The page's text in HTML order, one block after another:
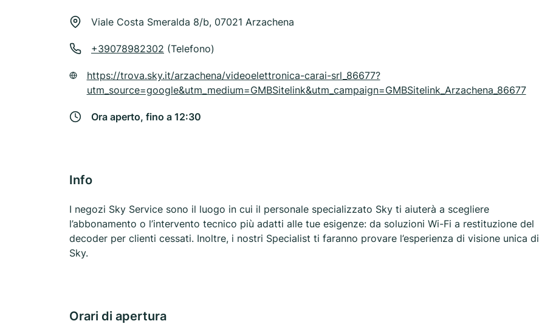
Viale Costa Smeralda 8/b, 07021 Arzachena
+39078982302 (Telefono)
https://trova.sky.it/arzachena/videoelettronica-carai-srl_86677?
utm_source=google&utm_medium=GMBSitelink&utm_campaign=GMBSitelink_Arzachena_86677
Ora aperto, fino a 12:30
Info
I negozi Sky Service sono il luogo in cui il personale specializzato Sky ti aiuterà a scegliere
l’abbonamento o l’intervento tecnico più adatti alle tue esigenze: da soluzioni Wi-Fi a restituzione del
decoder per clienti cessati. Inoltre, i nostri Specialist ti faranno provare l’esperienza di visione unica di
Sky.
Orari di apertura